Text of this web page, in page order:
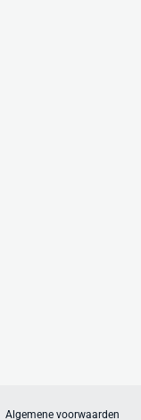
Algemene voorwaarden